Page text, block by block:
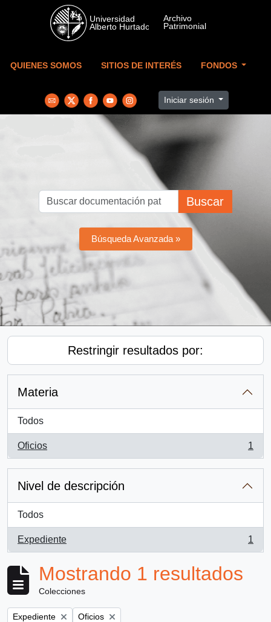
Skip to main content
QUIENES SOMOS SITIOS DE INTERÉS FONDOS
Iniciar sesión
Buscar
Búsqueda Avanzada »
Restringir resultados por:
Materia
Todos
Oficios
, 1 resultados
1
Nivel de descripción
Todos
Expediente
, 1 resultados
1
Mostrando 1 resultados
Colecciones
Remove filter:
Expediente Remove filter:
Oficios